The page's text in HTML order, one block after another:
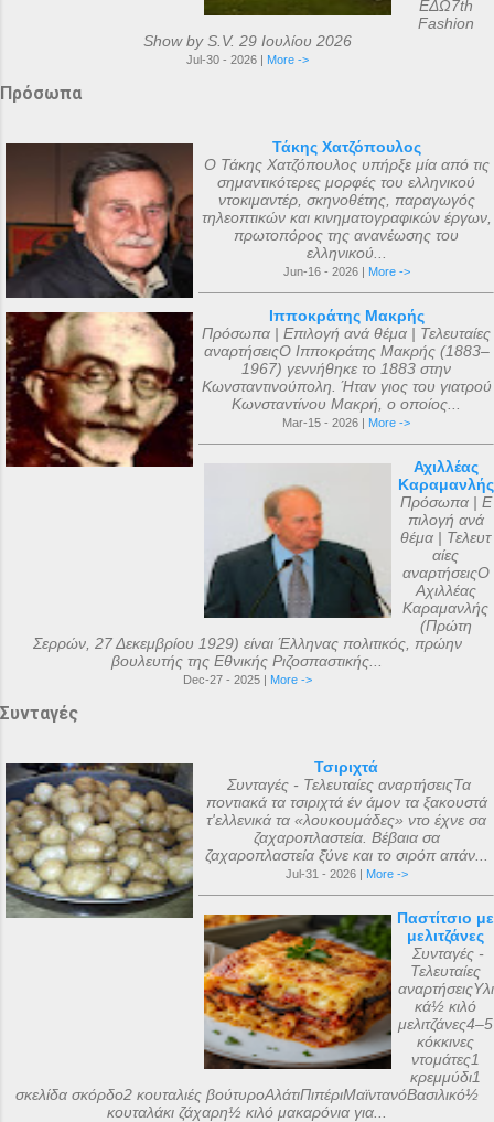
ΕΔΩ7th
Fashion
Show by S.V. 29 Ιουλίου 2026
Jul-30 - 2026 | More ->
Πρόσωπα
Τάκης Χατζόπουλος
Ο Τάκης Χατζόπουλος υπήρξε μία από τις
σημαντικότερες μορφές του ελληνικού
ντοκιμαντέρ, σκηνοθέτης, παραγωγός
τηλεοπτικών και κινηματογραφικών έργων,
πρωτοπόρος της ανανέωσης του
ελληνικού...
Jun-16 - 2026 | More ->
Ιπποκράτης Μακρής
Πρόσωπα | Επιλογή ανά θέμα | Τελευταίες
αναρτήσειςΟ Ιπποκράτης Μακρής (1883–
1967) γεννήθηκε το 1883 στην
Κωνσταντινούπολη. Ήταν γιος του γιατρού
Κωνσταντίνου Μακρή, ο οποίος...
Mar-15 - 2026 | More ->
Αχιλλέας
Καραμανλής
Πρόσωπα | Ε
πιλογή ανά
θέμα | Τελευτ
αίες
αναρτήσειςΟ
Αχιλλέας
Καραμανλής
(Πρώτη
Σερρών, 27 Δεκεμβρίου 1929) είναι Έλληνας πολιτικός, πρώην
βουλευτής της Εθνικής Ριζοσπαστικής...
Dec-27 - 2025 | More ->
Συνταγές
Τσιριχτά
Συνταγές - Τελευταίες αναρτήσειςΤα
ποντιακά τα τσιριχτά έν άμον τα ξακουστά
τ'ελλενικά τα «λουκουμάδες» ντο έχνε σα
ζαχαροπλαστεία. Βέβαια σα
ζαχαροπλαστεία ξ̌ύνε και το σιρόπ απάν...
Jul-31 - 2026 | More ->
Παστίτσιο με
μελιτζάνες
Συνταγές -
Τελευταίες
αναρτήσειςΥλι
κά½ κιλό
μελιτζάνες4–5
κόκκινες
ντομάτες1
κρεμμύδι1
σκελίδα σκόρδο2 κουταλιές βούτυροΑλάτιΠιπέριΜαϊντανόΒασιλικό½
κουταλάκι ζάχαρη½ κιλό μακαρόνια για...